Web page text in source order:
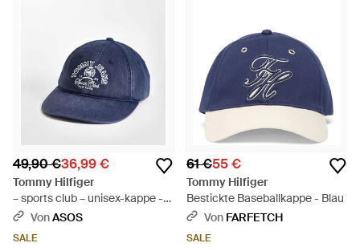
49,90 €36,99 €
Tommy Hilfiger
– sports club – unisex-kappe -
BlauVonASOS
SALE
61 €55 €
Tommy Hilfiger
Bestickte Baseballkappe - Blau
Von FARFETCH
SALE